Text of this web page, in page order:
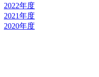
2022年度
2021年度
2020年度